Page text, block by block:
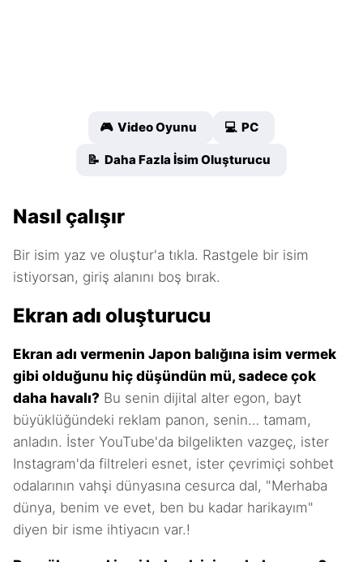
🎮 Video Oyunu 💻 PC
📝 Daha Fazla İsim Oluşturucu
Nasıl çalışır
Bir isim yaz ve oluştur'a tıkla. Rastgele bir isim
istiyorsan, giriş alanını boş bırak.
Ekran adı oluşturucu
Ekran adı vermenin Japon balığına isim vermek
gibi olduğunu hiç düşündün mü, sadece çok
daha havalı? Bu senin dijital alter egon, bayt
büyüklüğündeki reklam panon, senin… tamam,
anladın. İster YouTube'da bilgelikten vazgeç, ister
Instagram'da filtreleri esnet, ister çevrimiçi sohbet
odalarının vahşi dünyasına cesurca dal, "Merhaba
dünya, benim ve evet, ben bu kadar harikayım"
diyen bir isme ihtiyacın var.!